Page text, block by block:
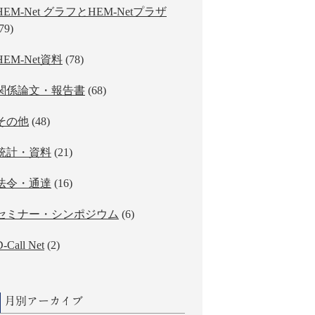
Net グラフとHEM-Netプラザ
Net資料 (78)
係論文・報告書 (68)
の他 (48)
計・資料 (21)
令・通達 (16)
ミナー・シンポジウム (6)
Call Net (2)
月別アーカイブ